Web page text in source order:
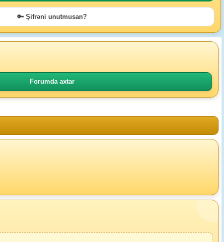
🔑 Şifrəni unutmusan?
Forumda axtar